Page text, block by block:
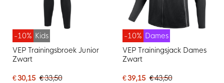
-10% Kids
VEP Trainingsbroek Junior
Zwart
€ 30,15 € 33,50
-10% Dames
VEP Trainingsjack Dames
Zwart
€ 39,15 € 43,50